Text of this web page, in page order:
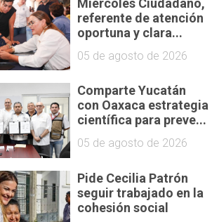
Miércoles Ciudadano,
referente de atención
oportuna y clara...
05 de agosto de 2026
Comparte Yucatán
con Oaxaca estrategia
científica para preve...
05 de agosto de 2026
Pide Cecilia Patrón
seguir trabajado en la
cohesión social